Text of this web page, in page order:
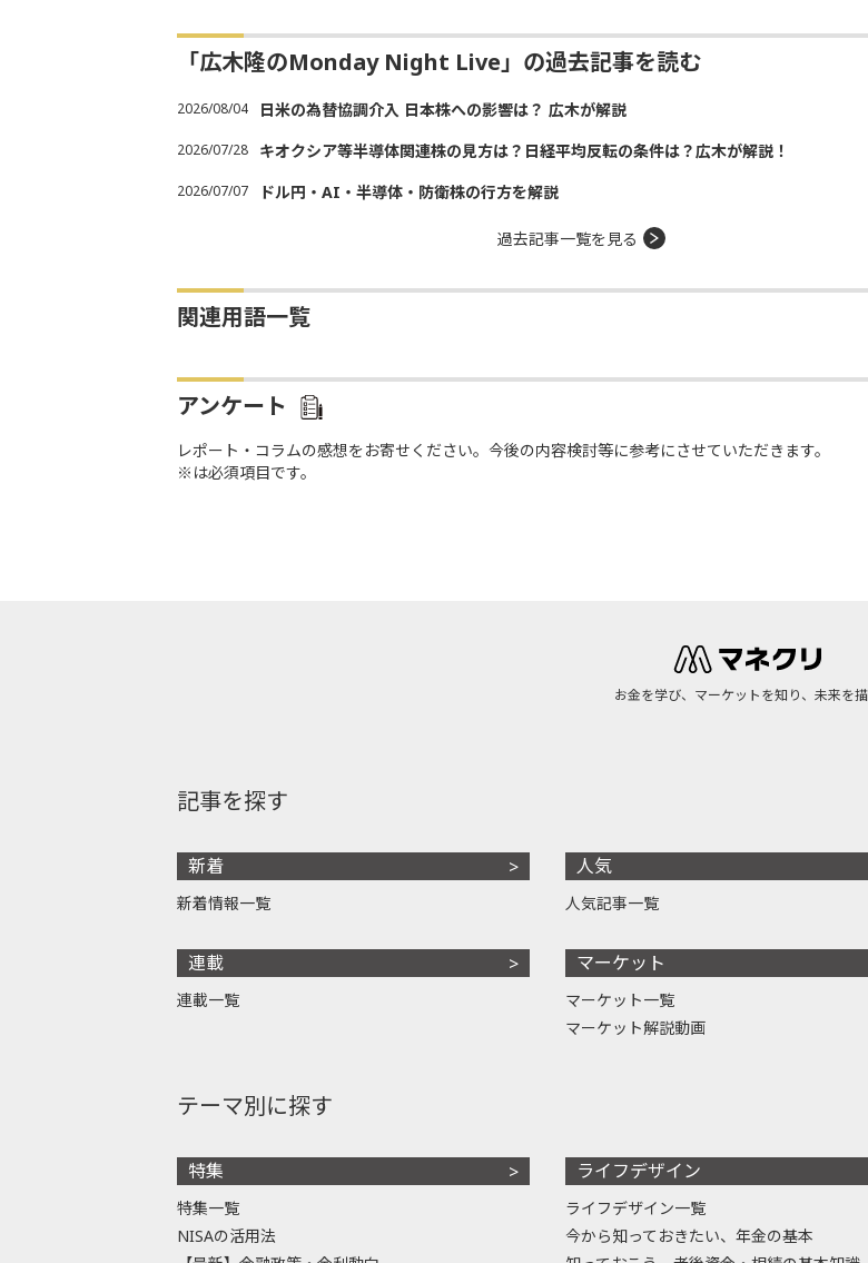
「広木隆のMonday Night Live」の過去記事を読む
2026/08/04 日米の為替協調介入 日本株への影響は？ 広木が解説
2026/07/28 キオクシア等半導体関連株の見方は？日経平均反転の条件は？広木が解説！
2026/07/07 ドル円・AI・半導体・防衛株の行方を解説
過去記事一覧を見る
関連用語一覧
アンケート
レポート・コラムの感想をお寄せください。今後の内容検討等に参考にさせていただきます。
※は必須項目です。
お金を学び、マーケットを知り、未来を描
記事を探す
新着
新着情報一覧
連載
連載一覧
人気
人気記事一覧
マーケット
マーケット一覧
マーケット解説動画
テーマ別に探す
特集
特集一覧
NISAの活用法
ライフデザイン
ライフデザイン一覧
今から知っておきたい、年金の基本